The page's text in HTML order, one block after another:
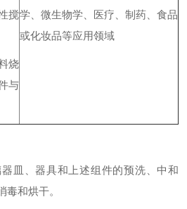
搅
烧
与
学、微生物学、医疗、制药、食品
或化妆品等应用领域
皿、器具和上述组件的预洗、中和
和烘干。